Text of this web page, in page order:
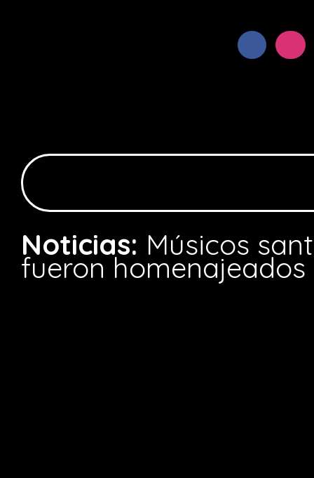
Noticias: Músicos
fueron homenajeados